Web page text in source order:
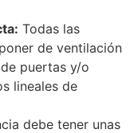
Todas las
de ventilación
puertas y/o
lineales de
debe tener unas